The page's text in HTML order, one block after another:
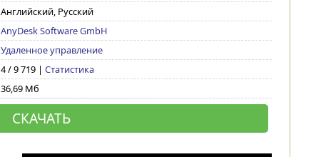
Английский, Русский
AnyDesk Software GmbH
Удаленное управление
4 / 9 719 | Статистика
36,69 Мб
СКАЧАТЬ